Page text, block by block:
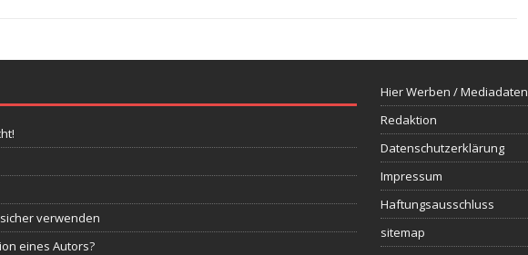
verwenden
eines Autors?
Hier Werben / Mediadaten
Redaktion
Datenschutzerklärung
Impressum
Haftungsausschluss
sitemap